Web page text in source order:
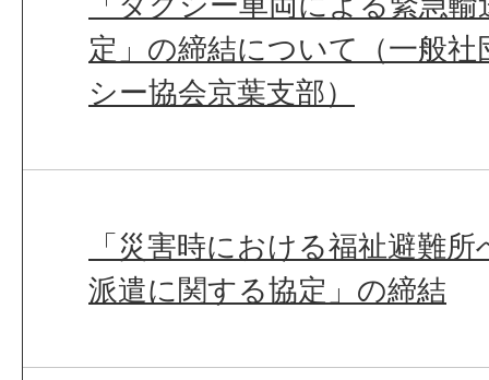
定」の締結について（一般
シー協会京葉支部）
「災害時における福祉避難
派遣に関する協定」の締結